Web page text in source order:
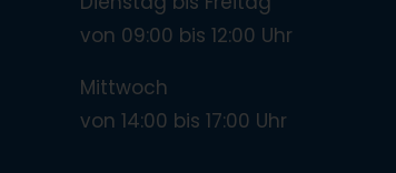
von 09:00 bis 12:00 Uhr
Mittwoch
von 14:00 bis 17:00 Uhr